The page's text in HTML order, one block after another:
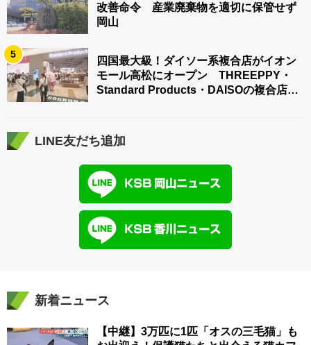
改善命令 産業廃棄物を適切に保管せず
岡山
5
四国最大級！ダイソー系複合店がイオン
モール高松にオープン THREEPPY・
Standard Products・DAISOの複合店は
LINE友だち追加
新着ニュース
【中継】3万匹に1匹「オスの三毛猫」も